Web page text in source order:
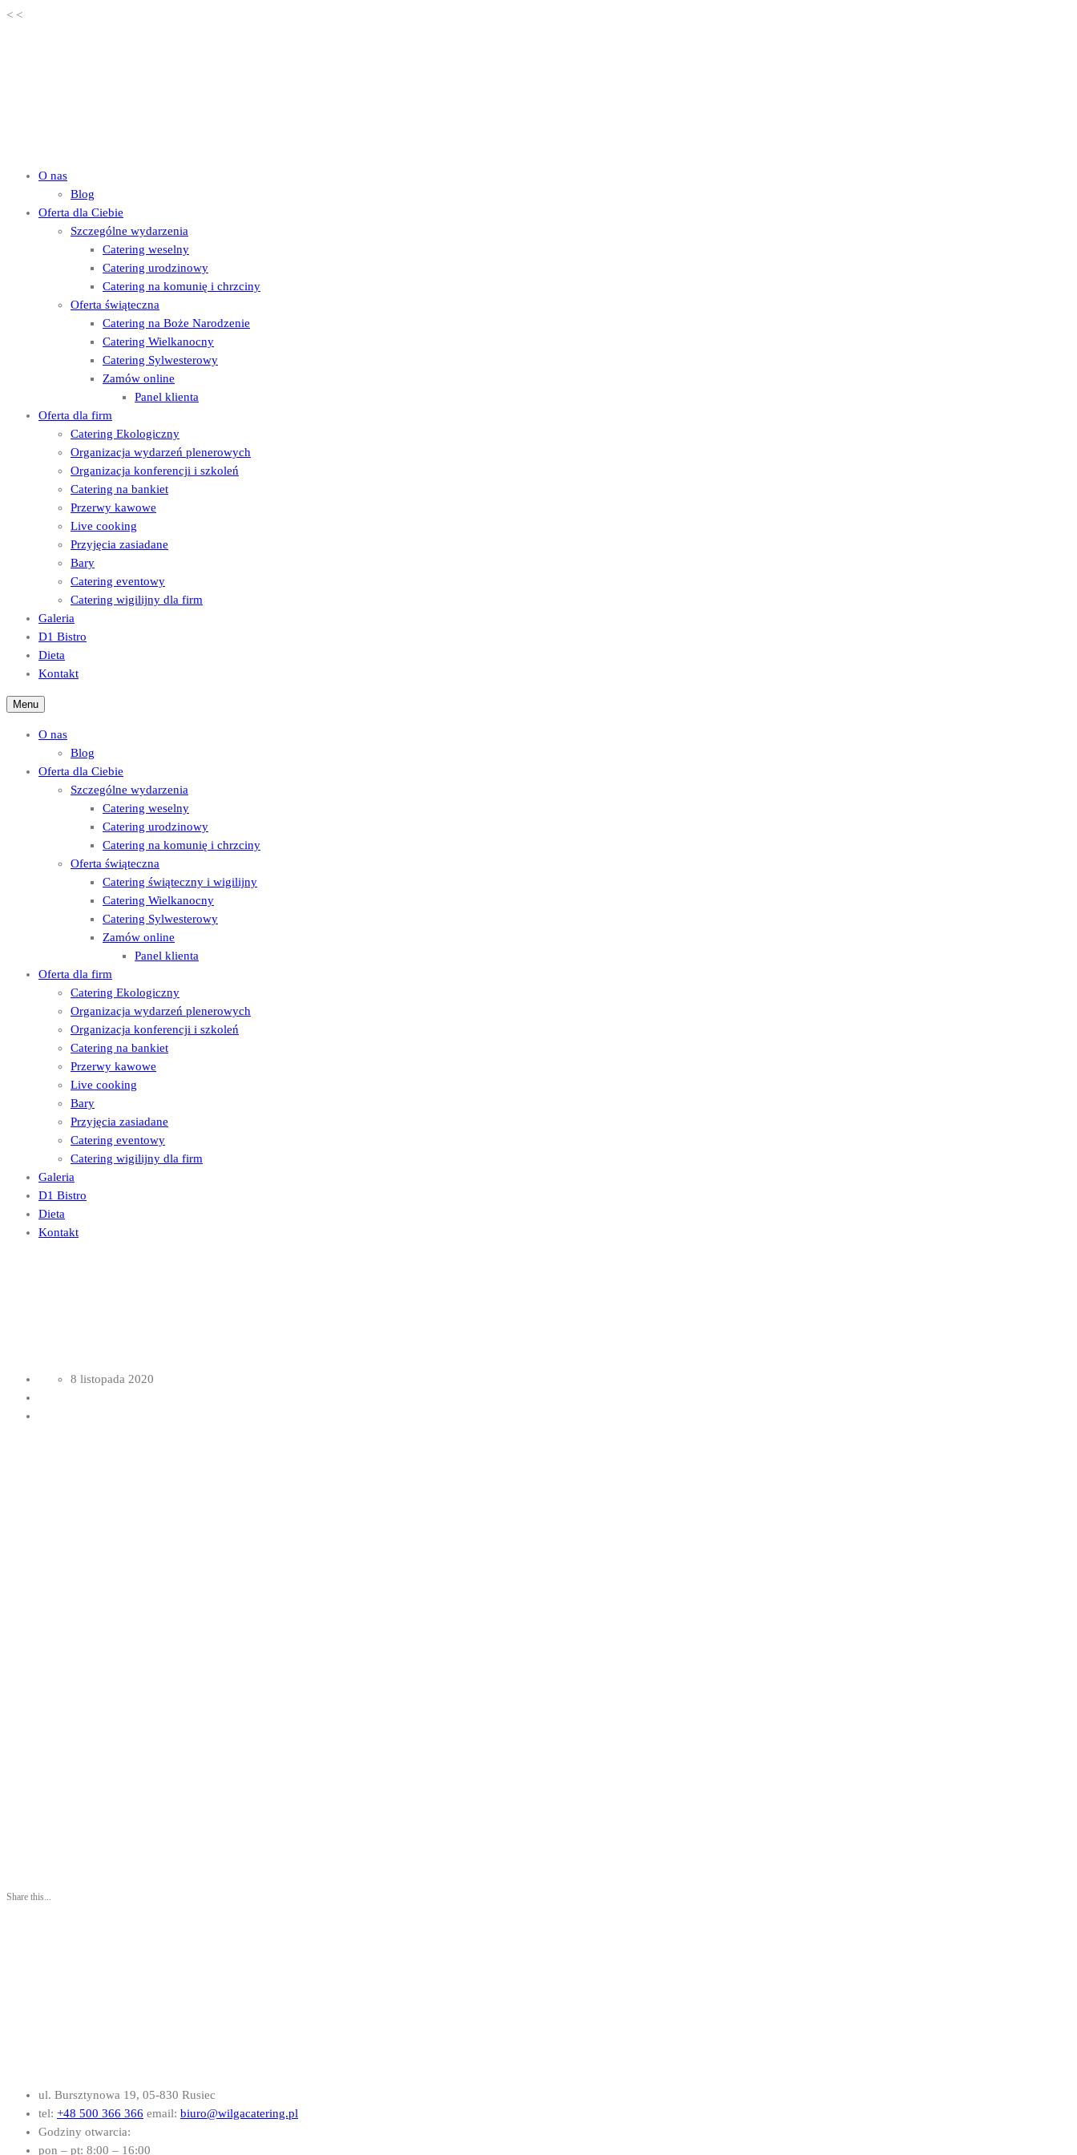
< <
O nas
Blog
Oferta dla Ciebie
Szczególne wydarzenia
Catering weselny
Catering urodzinowy
Catering na komunię i chrzciny
Oferta świąteczna
Catering na Boże Narodzenie
Catering Wielkanocny
Catering Sylwesterowy
Zamów online
Panel klienta
Oferta dla firm
Catering Ekologiczny
Organizacja wydarzeń plenerowych
Organizacja konferencji i szkoleń
Catering na bankiet
Przerwy kawowe
Live cooking
Przyjęcia zasiadane
Bary
Catering eventowy
Catering wigilijny dla firm
Galeria
D1 Bistro
Dieta
Kontakt
Menu
O nas
Blog
Oferta dla Ciebie
Szczególne wydarzenia
Catering weselny
Catering urodzinowy
Catering na komunię i chrzciny
Oferta świąteczna
Catering świąteczny i wigilijny
Catering Wielkanocny
Catering Sylwesterowy
Zamów online
Panel klienta
Oferta dla firm
Catering Ekologiczny
Organizacja wydarzeń plenerowych
Organizacja konferencji i szkoleń
Catering na bankiet
Przerwy kawowe
Live cooking
Bary
Przyjęcia zasiadane
Catering eventowy
Catering wigilijny dla firm
Galeria
D1 Bistro
Dieta
Kontakt
8 listopada 2020
Share this...
ul. Bursztynowa 19, 05-830 Rusiec
tel: +48 500 366 366 email: biuro@wilgacatering.pl
Godziny otwarcia:
pon – pt: 8:00 – 16:00